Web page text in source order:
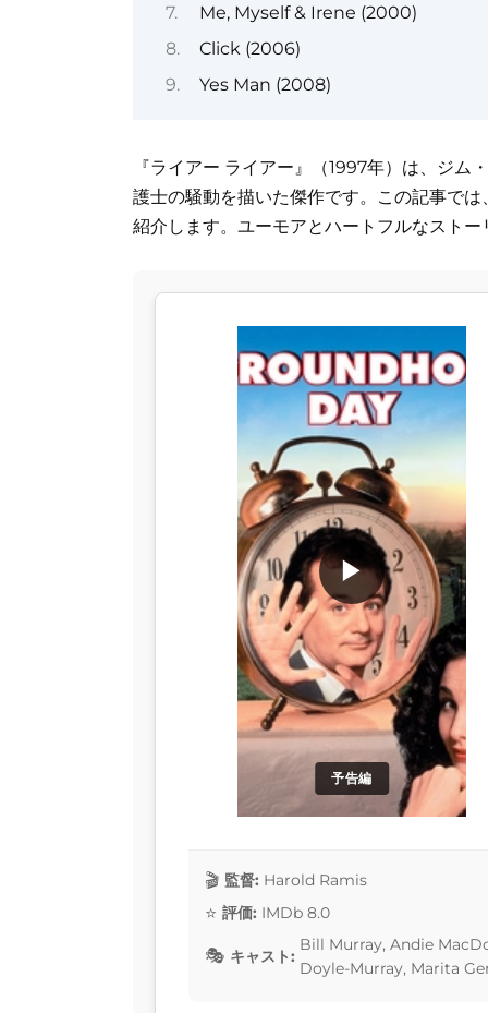
Me, Myself & Irene (2000)
Click (2006)
Yes Man (2008)
『ライアー ライアー』（1997年）は、ジ
護士の騒動を描いた傑作です。この記事で
紹介します。ユーモアとハートフルなスト
予告編
▶
監督: Harold Ramis
評価: IMDb 8.0
キャスト:
Bill Murray, Andie
Doyle-Murray, Marita